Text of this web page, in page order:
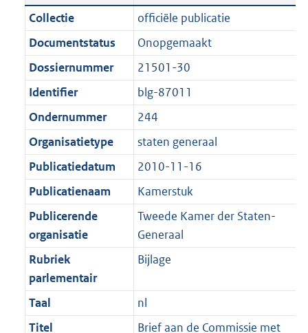
c
t
i
e
n
f
o
r
m
a
a
t
t
:
1
0
K
b
n
d
s
g
r
o
t
t
e
:
1
K
b
a
n
d
s
g
r
o
t
t
e
:
K
Collectie
officiële publicatie
Documentstatus
Onopgemaakt
Dossiernummer
21501-30
Identifier
blg-87011
Ondernummer
244
Organisatietype
staten generaal
Publicatiedatum
2010-11-16
Publicatienaam
Kamerstuk
Publicerende
organisatie
Tweede Kamer der Staten-
Generaal
Rubriek
parlementair
Bijlage
Taal
nl
Titel
Brief aan de Commissie met